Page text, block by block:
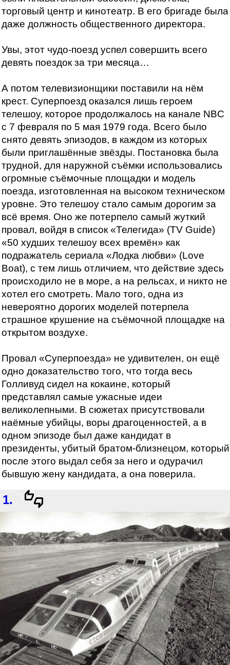
торговый центр и кинотеатр. В его бригаде была
даже должность общественного директора.
Увы, этот чудо-поезд успел совершить всего
девять поездок за три месяца…
А потом телевизионщики поставили на нём
крест. Суперпоезд оказался лишь героем
телешоу, которое продолжалось на канале NBC
с 7 февраля по 5 мая 1979 года. Всего было
снято девять эпизодов, в каждом из которых
были приглашённые звёзды. Постановка была
трудной, для наружной съёмки использовались
огромные съёмочные площадки и модель
поезда, изготовленная на высоком техническом
уровне. Это телешоу стало самым дорогим за
всё время. Оно же потерпело самый жуткий
провал, войдя в список «Телегида» (TV Guide)
«50 худших телешоу всех времён» как
подражатель сериала «Лодка любви» (Love
Boat), с тем лишь отличием, что действие здесь
происходило не в море, а на рельсах, и никто не
хотел его смотреть. Мало того, одна из
невероятно дорогих моделей потерпела
страшное крушение на съёмочной площадке на
открытом воздухе.
Провал «Суперпоезда» не удивителен, он ещё
одно доказательство того, что тогда весь
Голливуд сидел на кокаине, который
представлял самые ужасные идеи
великолепными. В сюжетах присутствовали
наёмные убийцы, воры драгоценностей, а в
одном эпизоде был даже кандидат в
президенты, убитый братом-близнецом, который
после этого выдал себя за него и одурачил
бывшую жену кандидата, а она поверила.
1.